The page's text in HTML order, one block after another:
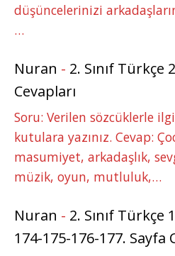
düşüncelerinizi
…
Nuran - 2. Sınıf Türkçe
Cevapları
Soru: Verilen sözcüklerle
kutulara yazınız. Cevap:
masumiyet, arkadaşlık,
müzik, oyun, mutluluk,…
Nuran - 2. Sınıf Türkçe
174-175-176-177. Sayfa